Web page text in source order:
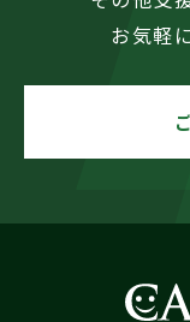
お気軽